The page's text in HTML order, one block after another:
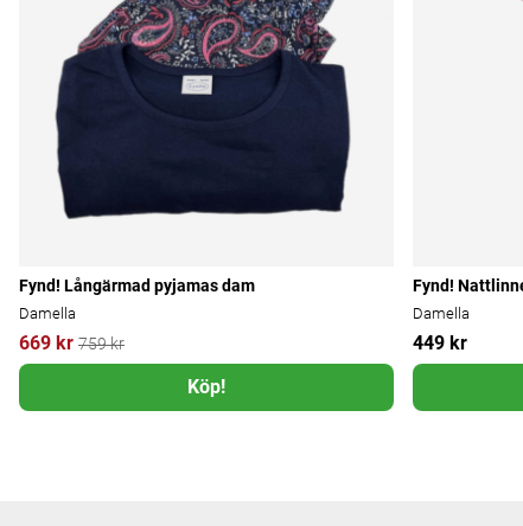
Fynd! Långärmad pyjamas dam
Damella
669 kr 759 kr
Köp!
Fynd!
Damella
449 kr